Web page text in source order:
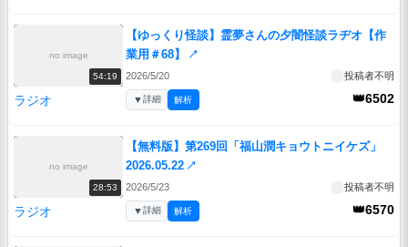
no image
54:19
【ゆっくり怪談】霊夢さんの夕闇怪談ラヂオ【作
業用＃68】
↗
2026/5/20 投稿者不明
ラジオ 👑6502
▼詳細 解析
no image
28:53
【無料版】第269回「福山潤キョウトニイケズ」
2026.05.22 ↗
2026/5/23 投稿者不明
ラジオ 👑6570
▼詳細 解析